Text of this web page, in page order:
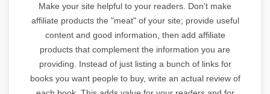
Make your site helpful to your readers. Don't make
affiliate products the "meat" of your site; provide useful
content and good information, then add affiliate
products that complement the information you are
providing. Instead of just listing a bunch of links for
books you want people to buy, write an actual review of